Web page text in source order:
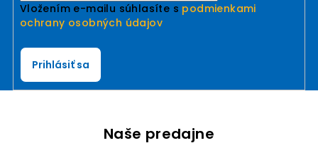
Vložením e-mailu súhlasíte s podmienkami
ochrany osobných údajov
Prihlásiť sa
Naše predajne